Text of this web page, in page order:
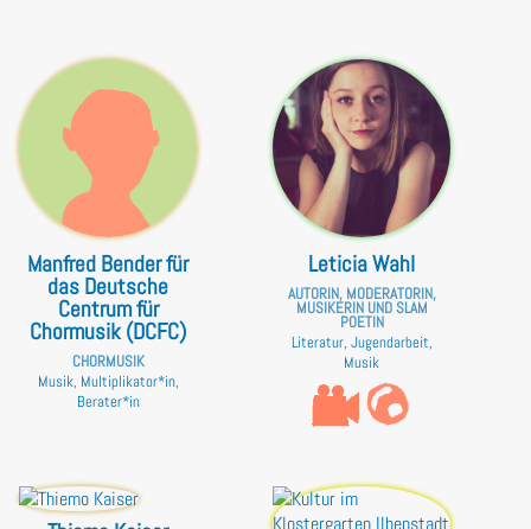
Manfred Bender für
das Deutsche
Centrum für
Chormusik (DCFC)
CHORMUSIK
Musik, Multiplikator*in,
Berater*in
Leticia Wahl
AUTORIN, MODERATORIN,
MUSIKERIN UND SLAM
POETIN
Literatur, Jugendarbeit,
Musik